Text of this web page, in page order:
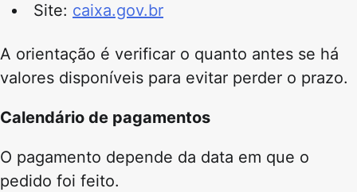
Site: caixa.gov.br
A orientação é verificar o quanto antes se há
valores disponíveis para evitar perder o prazo.
Calendário de pagamentos
O pagamento depende da data em que o
pedido foi feito.